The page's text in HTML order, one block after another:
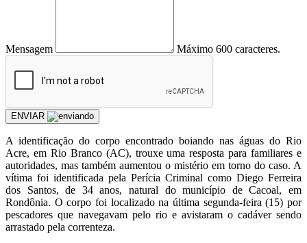
Mensagem Máximo 600 caracteres.
ENVIAR
A identificação do corpo encontrado boiando nas águas do Rio
Acre, em Rio Branco (AC), trouxe uma resposta para familiares e
autoridades, mas também aumentou o mistério em torno do caso. A
vítima foi identificada pela Perícia Criminal como Diego Ferreira
dos Santos, de 34 anos, natural do município de Cacoal, em
Rondônia. O corpo foi localizado na última segunda-feira (15) por
pescadores que navegavam pelo rio e avistaram o cadáver sendo
arrastado pela correnteza.